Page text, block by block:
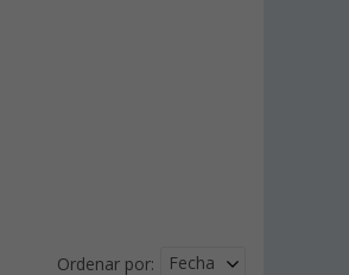
Ordenar por: Fecha